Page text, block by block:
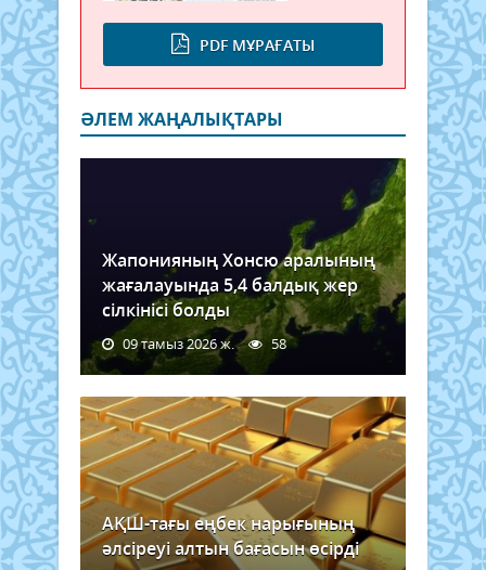
PDF МҰРАҒАТЫ
ӘЛЕМ ЖАҢАЛЫҚТАРЫ
Жапонияның Хонсю аралының
жағалауында 5,4 балдық жер
сілкінісі болды
09 тамыз 2026 ж. 58
АҚШ-тағы еңбек нарығының
әлсіреуі алтын бағасын өсірді